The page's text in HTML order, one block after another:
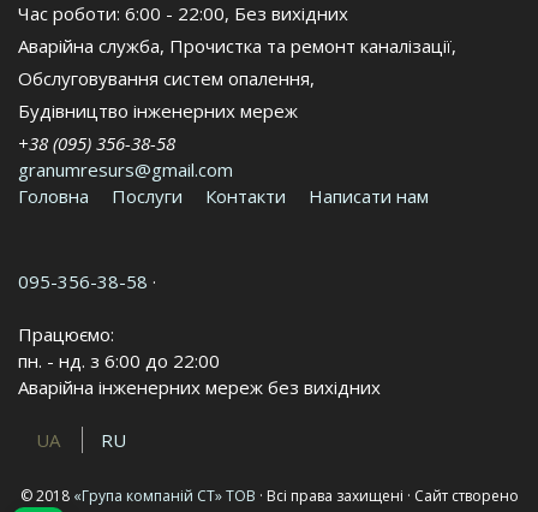
Час роботи: 6:00 - 22:00, Без вихідних
Аварійна служба, Прочистка та ремонт каналізації,
Обслуговування систем опалення,
Будівництво інженерних мереж
+38 (095) 356-38-58
granumresurs@gmail.com
Головна
Послуги Контакти Написати нам
095-356-38-58 ·
Працюємо:
пн. - нд. з 6:00 до 22:00
Аварійна інженерних мереж без вихідних
RU
UA
© 2018 «Група компаній СТ» ТОВ · Всі права захищені · Сайт створено